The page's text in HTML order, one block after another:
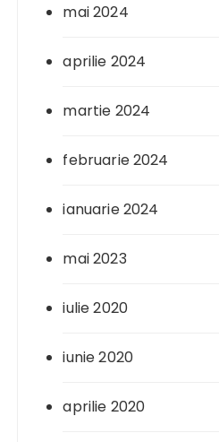
mai 2024
aprilie 2024
martie 2024
februarie 2024
ianuarie 2024
mai 2023
iulie 2020
iunie 2020
aprilie 2020